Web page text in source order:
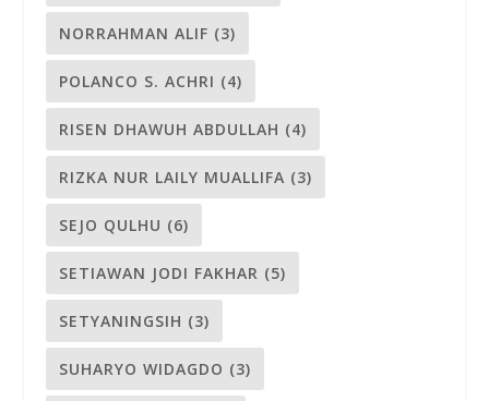
NORRAHMAN ALIF (3)
POLANCO S. ACHRI (4)
RISEN DHAWUH ABDULLAH (4)
RIZKA NUR LAILY MUALLIFA (3)
SEJO QULHU (6)
SETIAWAN JODI FAKHAR (5)
SETYANINGSIH (3)
SUHARYO WIDAGDO (3)